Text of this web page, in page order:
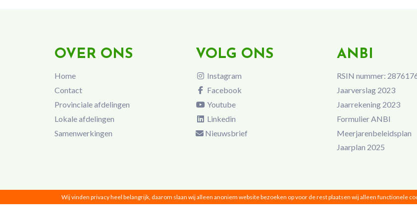
OVER ONS
Home
Contact
Provinciale afdelingen
Lokale afdelingen
Samenwerkingen
VOLG ONS
Instagram
Facebook
Youtube
Linkedin
Nieuwsbrief
ANBI
RSIN nummer:
Jaarverslag 2023
Jaarrekening 2023
Formulier ANBI
Meerjarenbeleidsplan
Jaarplan 2025
Wij vinden privacy heel belangrijk, daarom slaan wij alleen anoniem website bezoeken op voor de rest plaatsen wij alleen functionele